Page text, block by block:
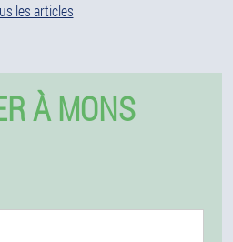
les articles
À MONS